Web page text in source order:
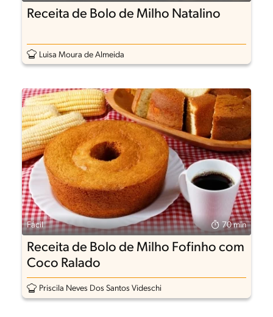
Receita de Bolo de Milho Natalino
Luisa Moura de Almeida
Fácil 70 min
Receita de Bolo de Milho Fofinho com
Coco Ralado
Priscila Neves Dos Santos Videschi